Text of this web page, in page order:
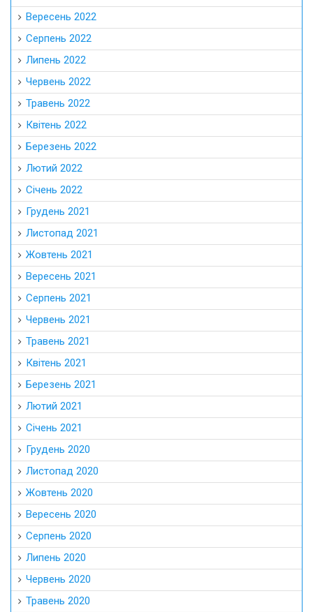
Вересень 2022
Серпень 2022
Липень 2022
Червень 2022
Травень 2022
Квітень 2022
Березень 2022
Лютий 2022
Січень 2022
Грудень 2021
Листопад 2021
Жовтень 2021
Вересень 2021
Серпень 2021
Червень 2021
Травень 2021
Квітень 2021
Березень 2021
Лютий 2021
Січень 2021
Грудень 2020
Листопад 2020
Жовтень 2020
Вересень 2020
Серпень 2020
Липень 2020
Червень 2020
Травень 2020